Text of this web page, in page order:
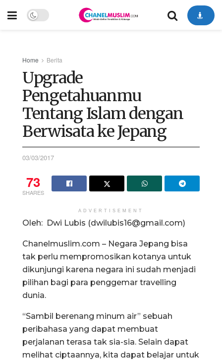
Home Berita
Upgrade
Pengetahuanmu
Tentang Islam dengan
Berwisata ke Jepang
03/03/2017
73
SHARES
ADVERTISEMENT
Oleh: Dwi Lubis (dwilubis16@gmail.com)
Chanelmuslim.com – Negara Jepang bisa
tak perlu mempromosikan kotanya untuk
dikunjungi karena negara ini sudah menjadi
pilihan bagi para penggemar travelling
dunia.
“Sambil berenang minum air” sebuah
peribahasa yang dapat membuat
perjalanan terasa tak sia-sia. Selain dapat
melihat ciptaannya, kita dapat belajar untuk